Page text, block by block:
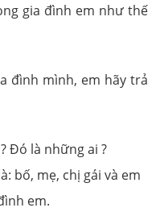
gia đình em như thế
đình mình, em hãy trả
Đó là những ai ?
bố, mẹ, chị gái và em
em.